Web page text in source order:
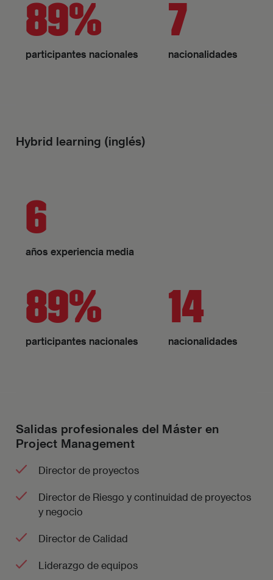
89%
participantes nacionales
7
nacionalidades
Hybrid learning (inglés)
6
años experiencia media
89%
participantes nacionales
14
nacionalidades
Salidas profesionales del Máster en
Project Management
Director de proyectos
Director de Riesgo y continuidad de proyectos
y negocio
Director de Calidad
Liderazgo de equipos